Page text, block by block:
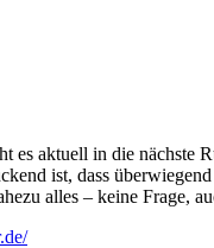
aktuell in die nächste
ist, dass
alles – keine Frage,